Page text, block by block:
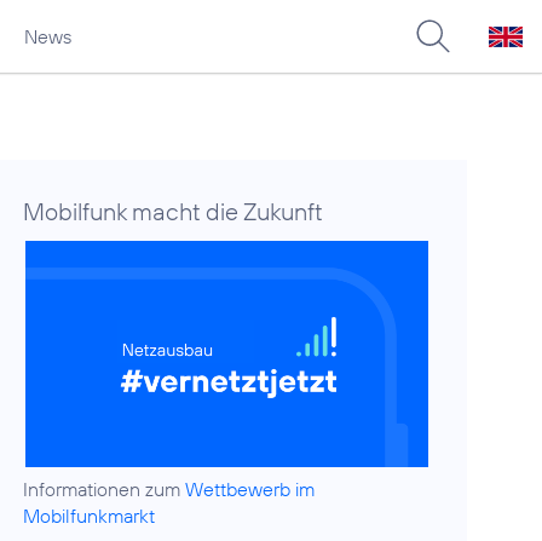
News
Mobilfunk macht die Zukunft
Informationen zumWettbewerb im
Mobilfunkmarkt